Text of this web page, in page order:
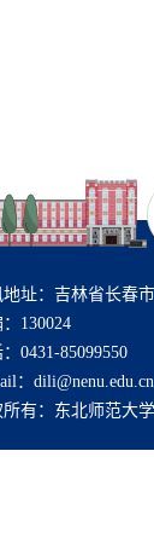
址：吉林省长春
：130024
0431-85099550
：dili@nenu.edu.cn
所有：东北师范大